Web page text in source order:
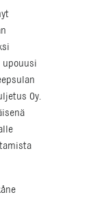
upouusi
Oy.